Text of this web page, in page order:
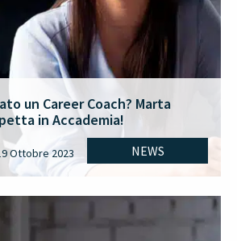
un Career Coach? Marta
in Accademia!
NEWS
Ottobre 2023